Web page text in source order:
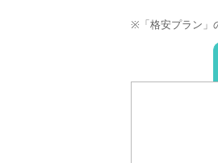
※「格安プラン」